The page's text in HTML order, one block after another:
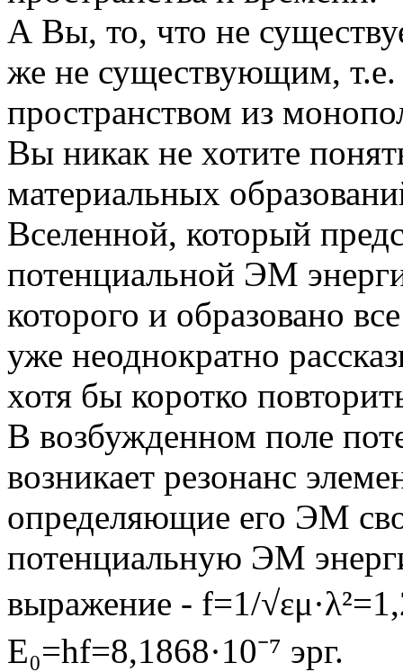
А Вы, то, что не
же не существующим, т.е.
пространством из
Вы никак не хотите
материальных
Вселенной, который
потенциальной ЭМ
которого и образовано
уже неоднократно
хотя бы коротко
В возбужденном поле
возникает резонанс
определяющие его ЭМ
потенциальную ЭМ
выражение - f=1/
Е₀=hf=8,1868·10⁻⁷ эрг.